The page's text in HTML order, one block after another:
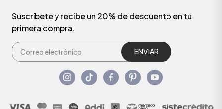
Suscríbete y recibe un 20% de descuento en tu
primera compra.
ENVIAR